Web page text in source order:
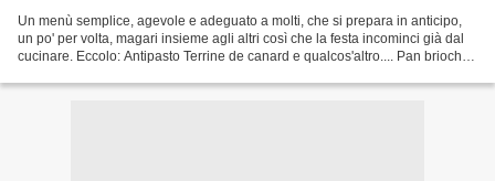
Un menù semplice, agevole e adeguato a molti, che si prepara in anticipo,
un po' per volta, magari insieme agli altri così che la festa incominci già dal
cucinare. Eccolo: Antipasto Terrine de canard e qualcos'altro.... Pan brioche